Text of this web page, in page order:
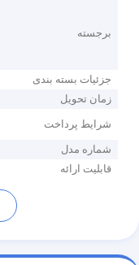
برجسته
جزئیات بسته بندی
زمان تحویل
شرایط پرداخت
شماره مدل
قابلیت ارائه